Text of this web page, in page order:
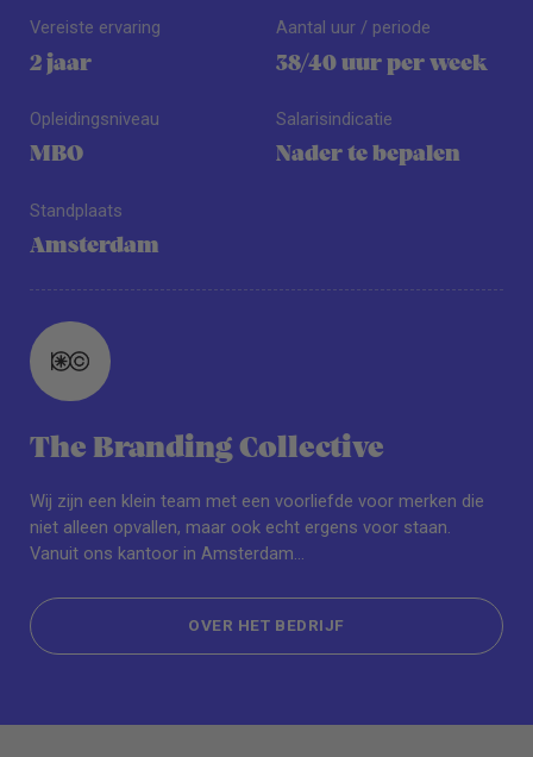
Vereiste ervaring
2 jaar
Opleidingsniveau
MBO
Standplaats
Amsterdam
Aantal uur / periode
38/40 uur per week
Salarisindicatie
Nader te bepalen
The Branding Collective
Wij zijn een klein team met een voorliefde voor merken die
niet alleen opvallen, maar ook echt ergens voor staan.
Vanuit ons kantoor in Amsterdam...
OVER HET BEDRIJF